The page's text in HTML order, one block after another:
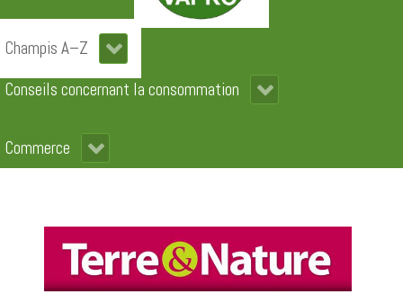
Champis A–Z
Conseils concernant la consommation
Commerce